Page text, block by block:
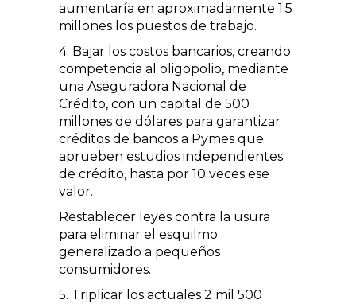
aumentaría en aproximadamente 1.5
millones los puestos de trabajo.
4. Bajar los costos bancarios, creando
competencia al oligopolio, mediante
una Aseguradora Nacional de
Crédito, con un capital de 500
millones de dólares para garantizar
créditos de bancos a Pymes que
aprueben estudios independientes
de crédito, hasta por 10 veces ese
valor.
Restablecer leyes contra la usura
para eliminar el esquilmo
generalizado a pequeños
consumidores.
5. Triplicar los actuales 2 mil 500